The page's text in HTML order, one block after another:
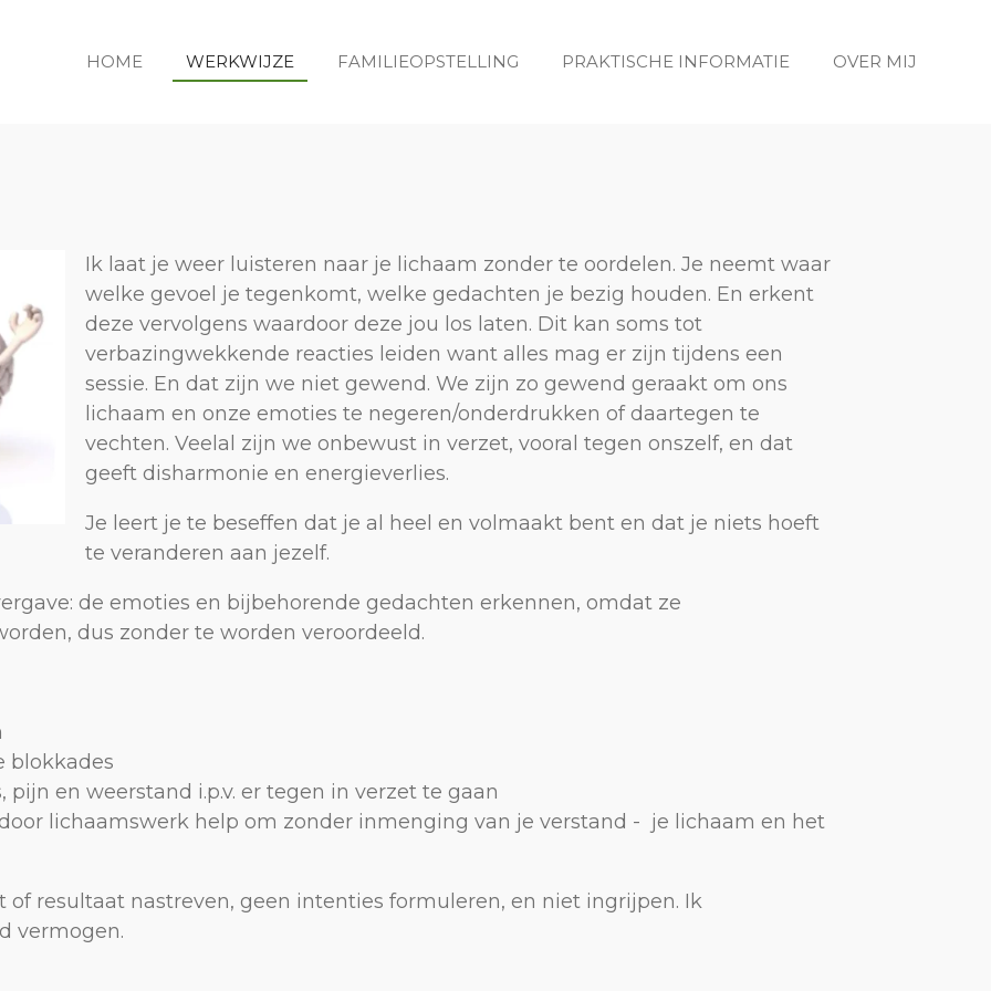
HOME WERKWIJZE FAMILIEOPSTELLING PRAKTISCHE INFORMATIE OVER MIJ
Ik laat je weer luisteren naar je lichaam zonder te oordelen. Je neemt waar
welke gevoel je tegenkomt, welke gedachten je bezig houden. En erkent
deze vervolgens waardoor deze jou los laten. Dit kan soms tot
verbazingwekkende reacties leiden want alles mag er zijn tijdens een
sessie. En dat zijn we niet gewend. We zijn zo gewend geraakt om ons
lichaam en onze emoties te negeren/onderdrukken of daartegen te
vechten. Veelal zijn we onbewust in verzet, vooral tegen onszelf, en dat
geeft disharmonie en energieverlies.
Je leert je te beseffen dat je al heel en volmaakt bent en dat je niets hoeft
te veranderen aan jezelf.
de emoties en bijbehorende gedachten erkennen, omdat ze
dus zonder te worden veroordeeld.
blokkades
en weerstand i.p.v. er tegen in verzet te gaan
lichaamswerk help om zonder inmenging van je verstand - je lichaam en het
resultaat nastreven, geen intenties formuleren, en niet ingrijpen. Ik
vermogen.